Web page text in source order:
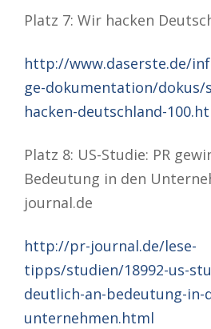
Platz 7: Wir hacken
http://www.daserste.de/
ge-dokumentation/dokus/
hacken-deutschland-
Platz 8: US-Studie: PR
Bedeutung in den
journal.de
http://pr-journal.de/lese-
tipps/studien/18992-us-
deutlich-an-bedeutung-in-
unternehmen.html